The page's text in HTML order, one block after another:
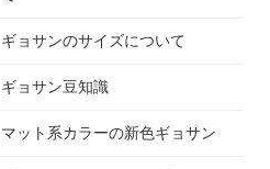
ギョサンのサイズについて
ギョサン豆知識
マット系カラーの新色ギョサン